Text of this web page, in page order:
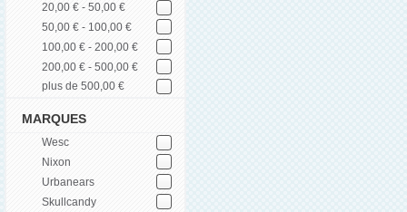
20,00 € - 50,00 €
50,00 € - 100,00 €
100,00 € - 200,00 €
200,00 € - 500,00 €
plus de 500,00 €
MARQUES
Wesc
Nixon
Urbanears
Skullcandy